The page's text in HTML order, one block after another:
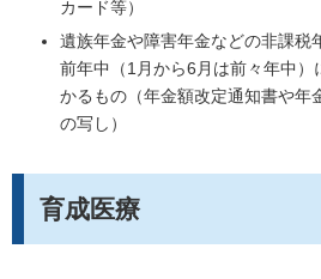
カード等）
遺族年金や障害年金などの非課税
前年中（1月から6月は前々年中）
かるもの（年金額改定通知書や年
の写し）
育成医療